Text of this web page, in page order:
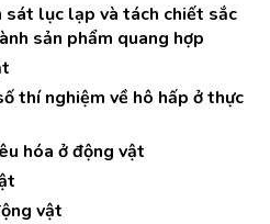
sát lục lạp và tách chiết sắc
sản phẩm quang hợp
thí nghiệm về hô hấp ở thực
hóa ở động vật
vật